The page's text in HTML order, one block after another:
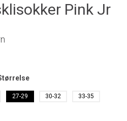
Pink Jr
27-29 30-32 33-35